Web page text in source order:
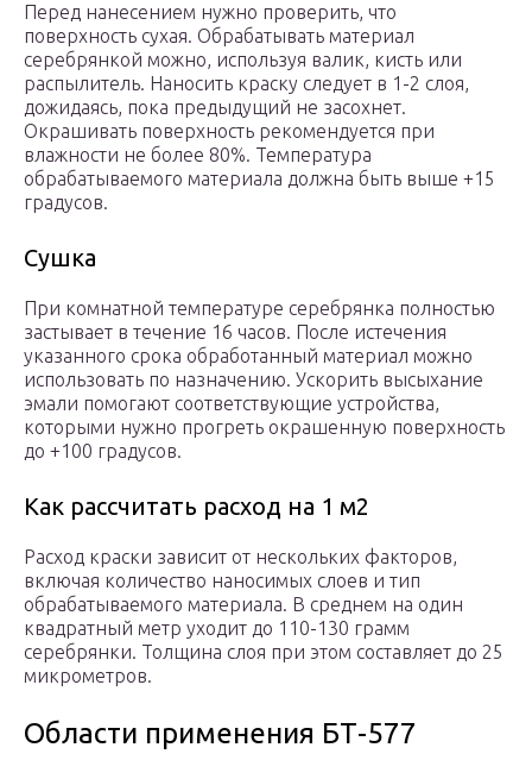
Перед нанесением нужно проверить, что
поверхность сухая. Обрабатывать материал
серебрянкой можно, используя валик, кисть или
распылитель. Наносить краску следует в 1-2 слоя,
дожидаясь, пока предыдущий не засохнет.
Окрашивать поверхность рекомендуется при
влажности не более 80%. Температура
обрабатываемого материала должна быть выше +15
градусов.
Сушка
При комнатной температуре серебрянка полностью
застывает в течение 16 часов. После истечения
указанного срока обработанный материал можно
использовать по назначению. Ускорить высыхание
эмали помогают соответствующие устройства,
которыми нужно прогреть окрашенную поверхность
до +100 градусов.
Как рассчитать расход на 1 м2
Расход краски зависит от нескольких факторов,
включая количество наносимых слоев и тип
обрабатываемого материала. В среднем на один
квадратный метр уходит до 110-130 грамм
серебрянки. Толщина слоя при этом составляет до 25
микрометров.
Области применения БТ-577